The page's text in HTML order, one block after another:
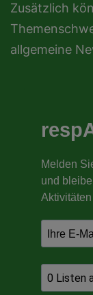
Zusätzlich
allgemeine